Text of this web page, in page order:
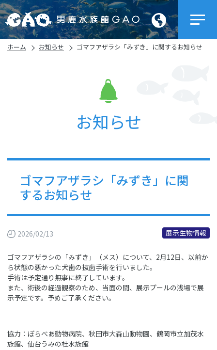
ホーム お知らせ ゴマフアザラシ「みずき」に関するお知らせ
お知らせ
ゴマフアザラシ「みずき」に関
するお知らせ
2026/02/13 展示生物情報
ゴマフアザラシの「みずき」（メス）について、2月12日、以前か
ら状態の悪かった犬歯の抜歯手術を行いました。
手術は予定通り無事に終了しています。
また、術後の経過観察のため、当面の間、展示プールの浅場で展
示予定です。予めご了承ください。
協力：ぽらべあ動物病院、秋田市大森山動物園、鶴岡市立加茂水
族館、仙台うみの杜水族館